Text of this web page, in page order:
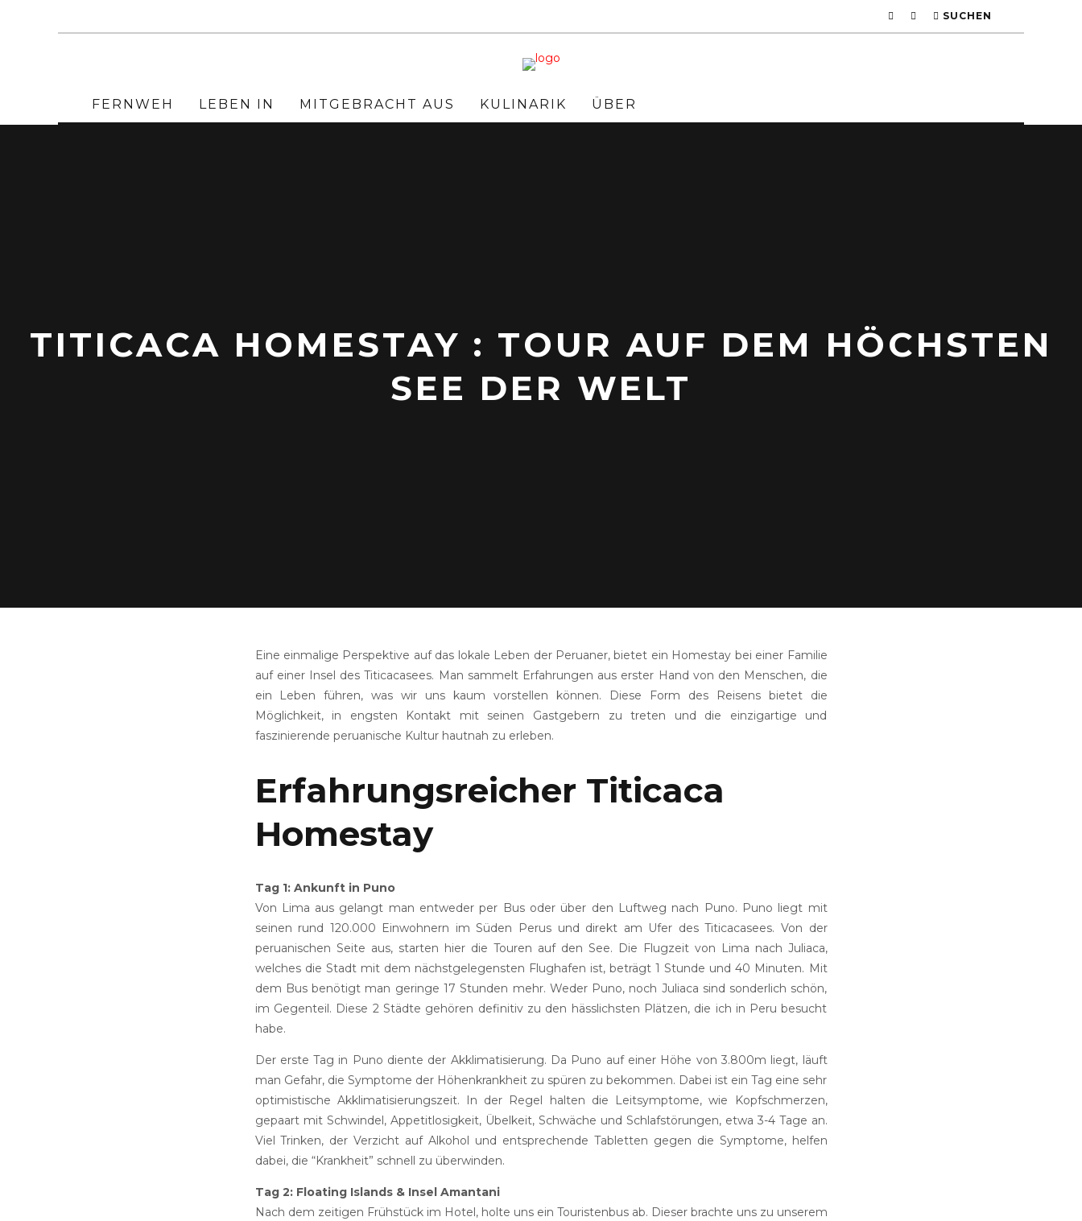
SUCHEN
FERNWEH LEBEN IN MITGEBRACHT AUS KULINARIK ÜBER
TITICACA HOMESTAY : TOUR AUF DEM HÖCHSTEN
SEE DER WELT
Eine einmalige Perspektive auf das lokale Leben der Peruaner, bietet ein Homestay bei einer Familie
auf einer Insel des Titicacasees. Man sammelt Erfahrungen aus erster Hand von den Menschen, die
ein Leben führen, was wir uns kaum vorstellen können. Diese Form des Reisens bietet die
Möglichkeit, in engsten Kontakt mit seinen Gastgebern zu treten und die einzigartige und
faszinierende peruanische Kultur hautnah zu erleben.
Erfahrungsreicher Titicaca
Homestay
Tag 1: Ankunft in Puno
Von Lima aus gelangt man entweder per Bus oder über den Luftweg nach Puno. Puno liegt mit
seinen rund 120.000 Einwohnern im Süden Perus und direkt am Ufer des Titicacasees. Von der
peruanischen Seite aus, starten hier die Touren auf den See. Die Flugzeit von Lima nach Juliaca,
welches die Stadt mit dem nächstgelegensten Flughafen ist, beträgt 1 Stunde und 40 Minuten. Mit
dem Bus benötigt man geringe 17 Stunden mehr. Weder Puno, noch Juliaca sind sonderlich schön,
im Gegenteil. Diese 2 Städte gehören definitiv zu den hässlichsten Plätzen, die ich in Peru besucht
habe.
Der erste Tag in Puno diente der Akklimatisierung. Da Puno auf einer Höhe von 3.800m liegt, läuft
man Gefahr, die Symptome der Höhenkrankheit zu spüren zu bekommen. Dabei ist ein Tag eine sehr
optimistische Akklimatisierungszeit. In der Regel halten die Leitsymptome, wie Kopfschmerzen,
gepaart mit Schwindel, Appetitlosigkeit, Übelkeit, Schwäche und Schlafstörungen, etwa 3-4 Tage an.
Viel Trinken, der Verzicht auf Alkohol und entsprechende Tabletten gegen die Symptome, helfen
dabei, die “Krankheit” schnell zu überwinden.
Tag 2: Floating Islands & Insel Amantani
Nach dem zeitigen Frühstück im Hotel, holte uns ein Touristenbus ab. Dieser brachte uns zu unserem